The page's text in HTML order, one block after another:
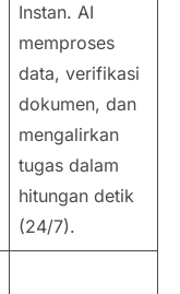
Instan. AI
memproses
data, verifikasi
dokumen, dan
mengalirkan
tugas dalam
hitungan detik
(24/7).